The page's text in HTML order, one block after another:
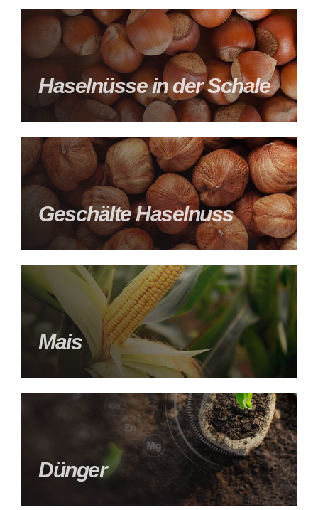
Haselnüsse in der Schale
Geschälte Haselnuss
Mais
Dünger